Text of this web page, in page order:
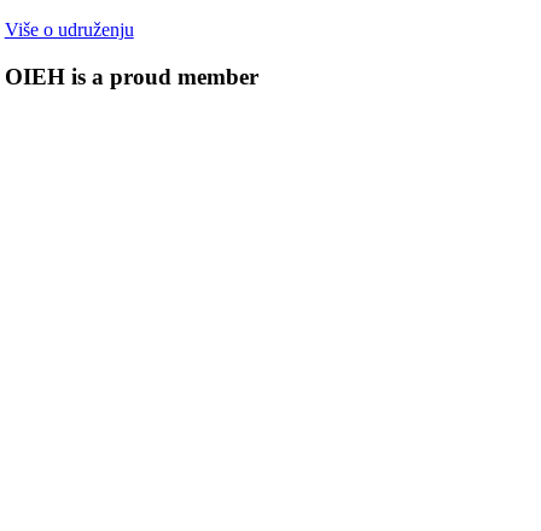
Više o udruženju
OIEH is a proud member